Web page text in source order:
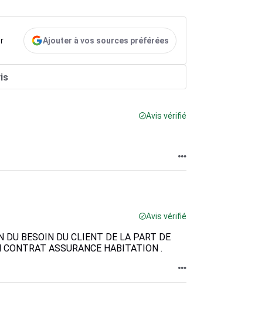
Ajouter à vos sources préférées
Avis vérifié
Avis vérifié
DU BESOIN DU CLIENT DE LA PART DE
ASSURANCE HABITATION .